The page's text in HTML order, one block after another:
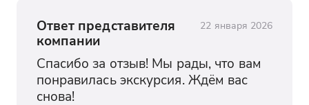
Ответ представителя
компании
22 января 2026
Спасибо за отзыв! Мы рады, что вам
понравилась экскурсия. Ждём вас
снова!